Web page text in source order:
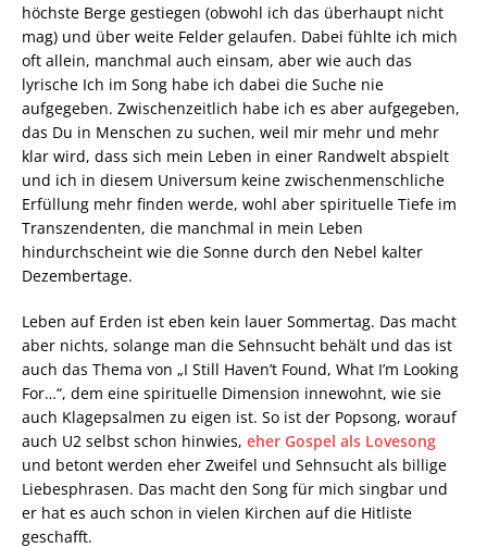
höchste Berge gestiegen (obwohl ich das überhaupt nicht
mag) und über weite Felder gelaufen. Dabei fühlte ich mich
oft allein, manchmal auch einsam, aber wie auch das
lyrische Ich im Song habe ich dabei die Suche nie
aufgegeben. Zwischenzeitlich habe ich es aber aufgegeben,
das Du in Menschen zu suchen, weil mir mehr und mehr
klar wird, dass sich mein Leben in einer Randwelt abspielt
und ich in diesem Universum keine zwischenmenschliche
Erfüllung mehr finden werde, wohl aber spirituelle Tiefe im
Transzendenten, die manchmal in mein Leben
hindurchscheint wie die Sonne durch den Nebel kalter
Dezembertage.
Leben auf Erden ist eben kein lauer Sommertag. Das macht
aber nichts, solange man die Sehnsucht behält und das ist
auch das Thema von „I Still Haven’t Found, What I’m Looking
For…“, dem eine spirituelle Dimension innewohnt, wie sie
auch Klagepsalmen zu eigen ist. So ist der Popsong, worauf
auch U2 selbst schon hinwies, eher Gospel als Lovesong
und betont werden eher Zweifel und Sehnsucht als billige
Liebesphrasen. Das macht den Song für mich singbar und
er hat es auch schon in vielen Kirchen auf die Hitliste
geschafft.